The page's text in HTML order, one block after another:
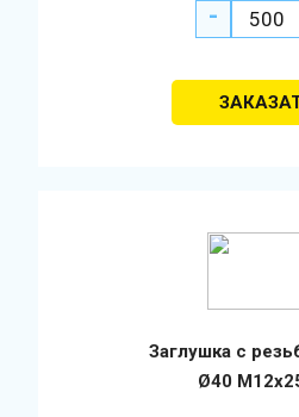
-
Заглушка с
Ø40